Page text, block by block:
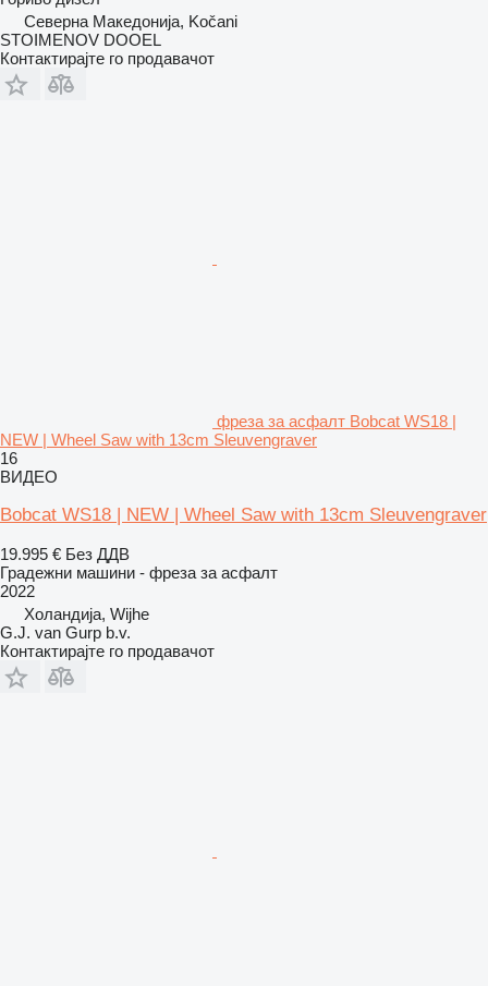
Северна Македонија, Kočani
STOIMENOV DOOEL
Контактирајте го продавачот
фреза за асфалт Bobcat WS18 |
NEW | Wheel Saw with 13cm Sleuvengraver
16
ВИДЕО
Bobcat WS18 | NEW | Wheel Saw with 13cm Sleuvengraver
19.995 € Без ДДВ
Градежни машини - фреза за асфалт
2022
Холандија, Wijhe
G.J. van Gurp b.v.
Контактирајте го продавачот